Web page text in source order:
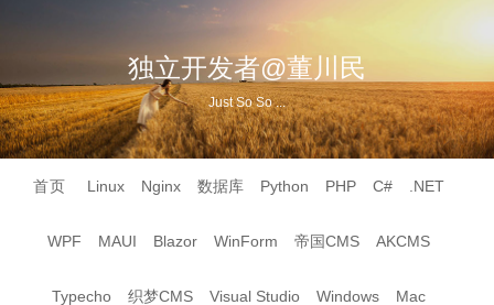
独立开发者@董川民
Just So So ...
首页 Linux Nginx 数据库 Python PHP C# .NET
WPF MAUI Blazor WinForm 帝国CMS AKCMS
Typecho 织梦CMS Visual Studio Windows Mac